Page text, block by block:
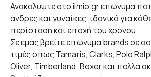
Ανακαλύψτε στο ilmio.gr επώνυμα
άνδρες και γυναίκες, ιδανικά για
περίσταση και εποχή του χρόνου.
Σε εμάς βρείτε επώνυμα brands σε
τιμές όπως Tamaris, Clarks, Polo
Oliver, Timberland, Boxer και πολλά